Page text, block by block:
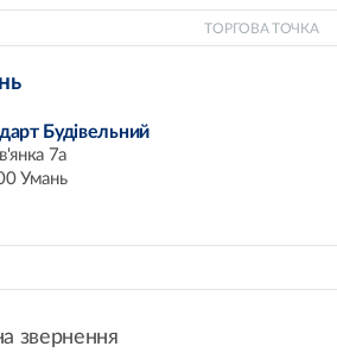
ТОРГОВА ТОЧКА
Будівельний
7а
Умань
звернення